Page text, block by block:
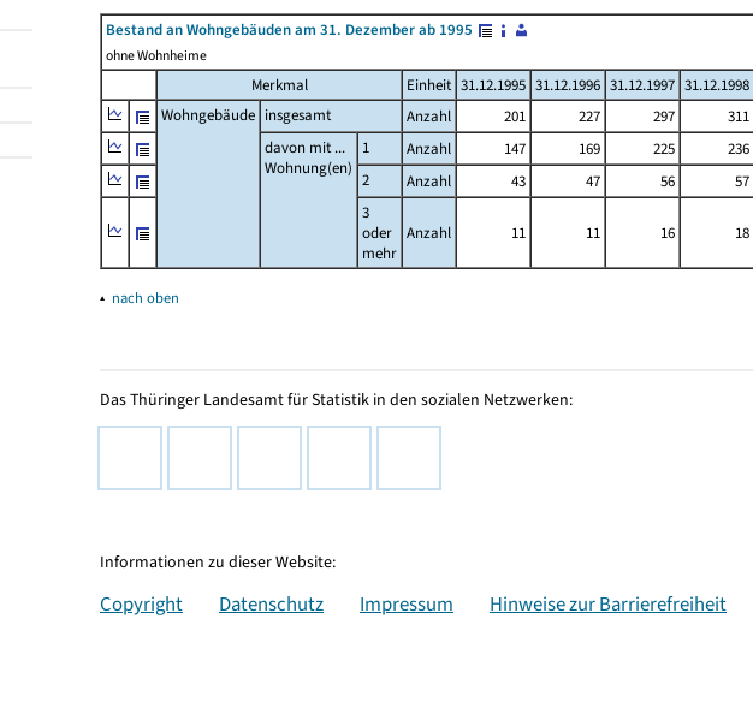
Bestand an Wohngebäuden am 31. Dezember ab 1995
ohne Wohnheime
Merkmal Einheit 31.12.1995 31.12.1996 31.12.1997 31.12.1998
Wohngebäude insgesamt Anzahl 201 227 297 311
davon mit ...
Wohnung(en)
1 Anzahl 147 169 225 236
2
Anzahl 43 47 56 57
3
oder
mehr
Anzahl 11 11 16 18
▴ nach oben
Das Thüringer Landesamt für Statistik in den sozialen Netzwerken:
Informationen zu dieser Website:
Copyright Datenschutz Impressum Hinweise zur Barrierefreiheit